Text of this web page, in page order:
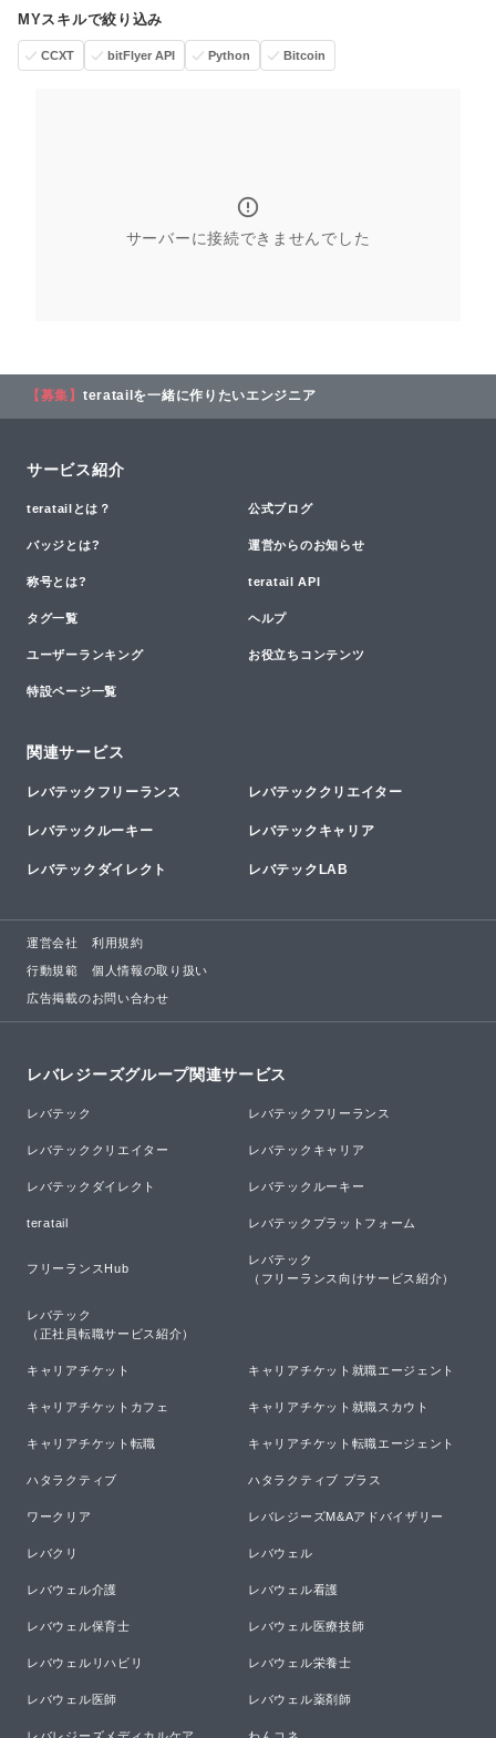
MYスキルで絞り込み
CCXT bitFlyer API Python Bitcoin
サーバーに接続できませんでした
【募集】 teratailを一緒に作りたいエンジニア
サービス紹介
teratailとは？ 公式ブログ
バッジとは? 運営からのお知らせ
称号とは? teratail API
タグ一覧 ヘルプ
ユーザーランキング お役立ちコンテンツ
特設ページ一覧
関連サービス
レバテックフリーランス レバテッククリエイター
レバテックルーキー レバテックキャリア
レバテックダイレクト レバテックLAB
運営会社 利用規約
行動規範 個人情報の取り扱い
広告掲載のお問い合わせ
レバレジーズグループ関連サービス
レバテック レバテックフリーランス
レバテッククリエイター レバテックキャリア
レバテックダイレクト レバテックルーキー
teratail レバテックプラットフォーム
フリーランスHub
レバテック
（フリーランス向けサービス紹介）
レバテック
（正社員転職サービス紹介）
キャリアチケット キャリアチケット就職エージェント
キャリアチケットカフェ キャリアチケット就職スカウト
キャリアチケット転職 キャリアチケット転職エージェント
ハタラクティブ ハタラクティブ プラス
ワークリア レバレジーズM&Aアドバイザリー
レバクリ レバウェル
レバウェル介護 レバウェル看護
レバウェル保育士 レバウェル医療技師
レバウェルリハビリ レバウェル栄養士
レバウェル医師 レバウェル薬剤師